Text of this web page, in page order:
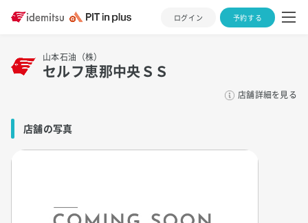
ログイン 予約する
山本石油（株）
セルフ恵那中央ＳＳ
店舗詳細を見る
店舗の写真